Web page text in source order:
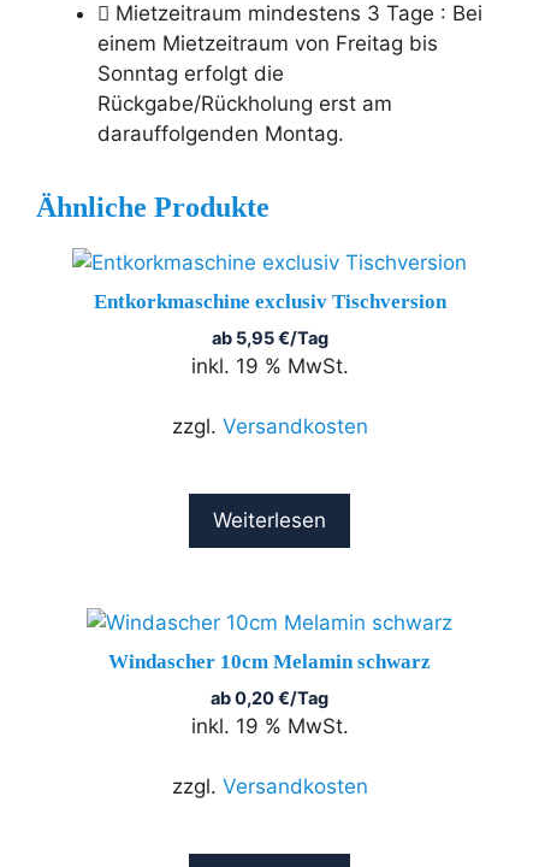
Mietzeitraum mindestens 3 Tage : Bei
einem Mietzeitraum von Freitag bis
Sonntag erfolgt die
Rückgabe/Rückholung erst am
darauffolgenden Montag.
Ähnliche Produkte
Entkorkmaschine exclusiv Tischversion
ab 5,95€/Tag
inkl. 19 % MwSt.
zzgl. Versandkosten
Weiterlesen
Windascher 10cm Melamin schwarz
ab0,20€/Tag
inkl. 19 % MwSt.
zzgl. Versandkosten